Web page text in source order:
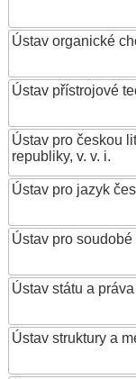
Ústav organické
Ústav přístrojové
Ústav pro českou
republiky, v. v. i.
Ústav pro jazyk
Ústav pro
Ústav státu a
Ústav struktury a